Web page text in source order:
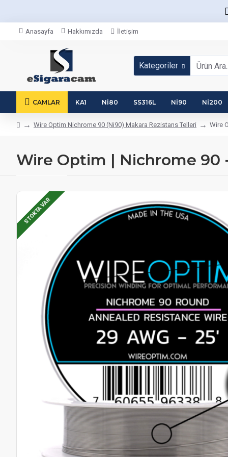
Anasayfa Hakkımızda İletişim
Kategoriler
CAMLAR KA1 NI80 SS316L NI90 NI200
Wire Optim Nichrome 90 (Ni90) Makara Rezistans Telleri Wire
Wire Optim | Nichrome 90
STOKTA VAR